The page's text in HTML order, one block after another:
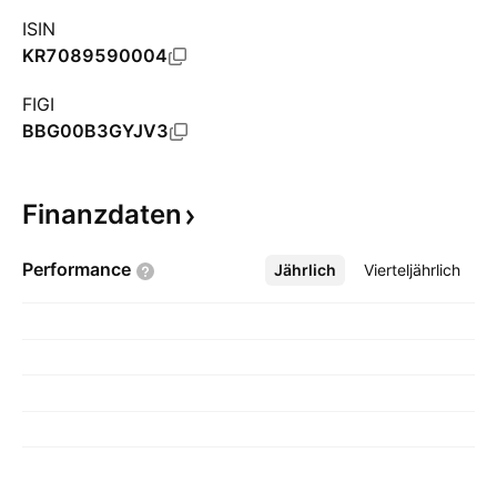
ISIN
KR7089590004
FIGI
BBG00B3GYJV3
Finanzdaten
Performance Jährlich Vierteljährlich
Mehr